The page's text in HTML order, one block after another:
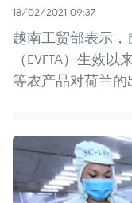
18/02/2021 09:37
越南工贸部表示，
（EVFTA）生效
等农产品对荷兰的